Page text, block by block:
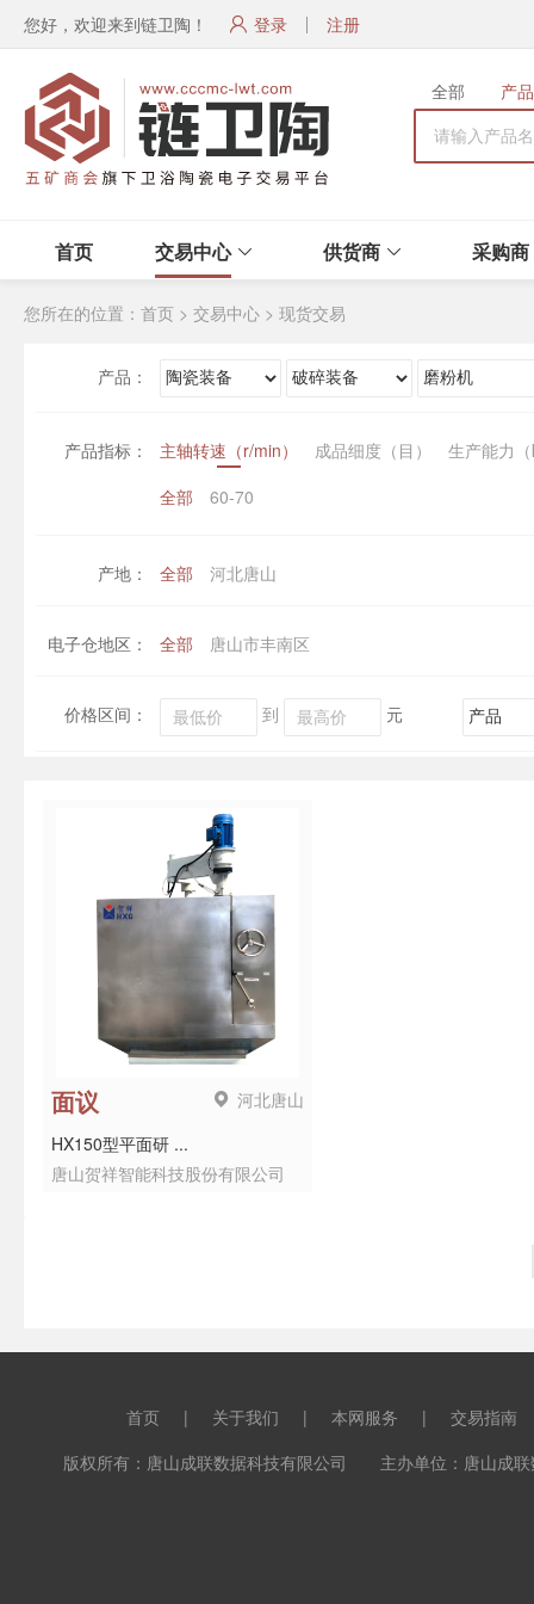
您好，欢迎来到链卫陶！ 登录 注册
全部 产品
首页 交易中心 供货商 采购商
您所在的位置： 首页 > 交易中心 > 现货交易
产品：
产品指标： 主轴转速（r/min） 成品细度（目）
生产能力
全部
60-70
产地： 全部 河北唐山
电子仓地区： 全部 唐山市丰南区
价格区间： 到 元
面议
河北唐山
HX150型平面研 ...
唐山贺祥智能科技股份有限公司
首页 | 关于我们 | 本网服务 |
交易指南
版权所有：唐山成联数据科技有限公司 主办单位：唐山成